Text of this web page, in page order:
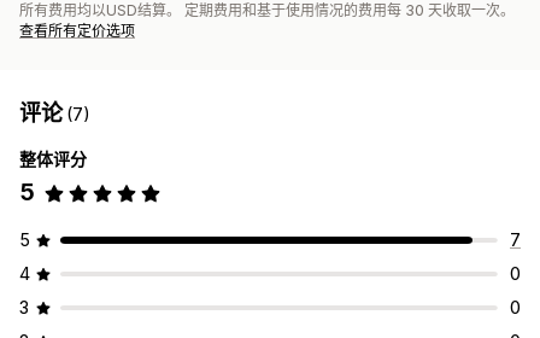
所有费用均以USD结算。 定期费用和基于使用情况的费用每 30 天收取一次。
查看所有定价选项
评论(7)
整体评分
5
5
7
4
0
3
0